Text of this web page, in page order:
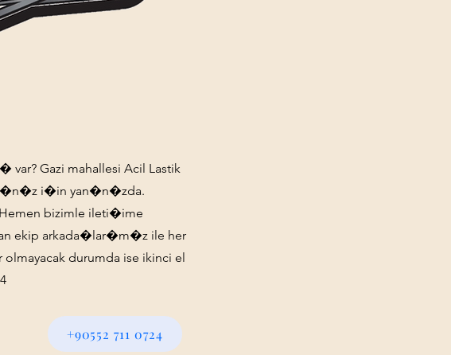
var? Gazi mahallesi Acil Lastik
i�in yan�n�zda.
bizimle ileti�ime
ekip arkada�lar�m�z ile her
durumda ise ikinci el
+90552 711 0724